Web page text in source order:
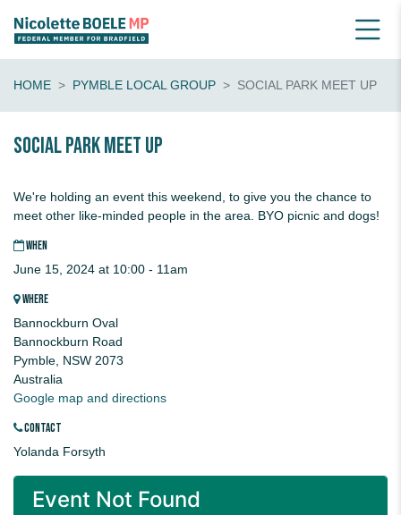
HOME PYMBLE LOCAL GROUP SOCIAL PARK MEET UP
Social park meet up
We're holding an event this weekend, to give you the chance to
meet other like-minded people in the area. BYO picnic and dogs!
WHEN
June 15, 2024 at 10:00 - 11am
WHERE
Bannockburn Oval
Bannockburn Road
Pymble, NSW 2073
Australia
Google map and directions
CONTACT
Yolanda Forsyth